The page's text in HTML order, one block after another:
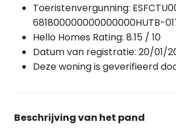
Toeristenvergunning:
681800000000000000HUTB-
Hello Homes Rating: 8.15 / 10
Datum van registratie: 20/01/
Deze woning is geverifieerd
Beschrijving van het pand